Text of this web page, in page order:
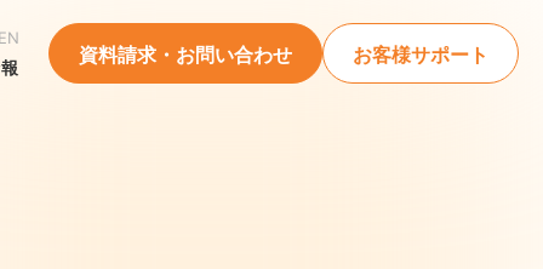
EN
資料請求・お問い合わせ お客様サポート